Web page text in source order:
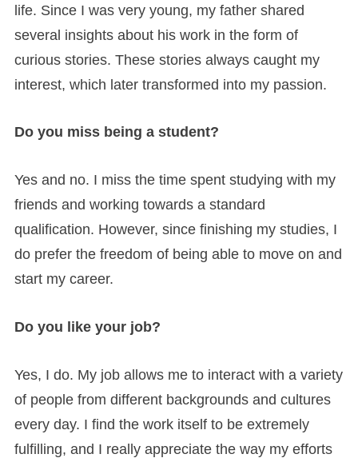
life. Since I was very young, my father shared
several insights about his work in the form of
curious stories. These stories always caught my
interest, which later transformed into my passion.
Do you miss being a student?
Yes and no. I miss the time spent studying with my
friends and working towards a standard
qualification. However, since finishing my studies, I
do prefer the freedom of being able to move on and
start my career.
Do you like your job?
Yes, I do. My job allows me to interact with a variety
of people from different backgrounds and cultures
every day. I find the work itself to be extremely
fulfilling, and I really appreciate the way my efforts